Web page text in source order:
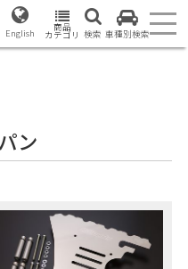
English 商品
カテゴリ 検索 車種別検索
ン